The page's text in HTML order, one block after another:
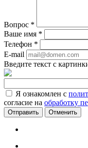
Вопрос *
Ваше имя *
Телефон *
E-mail
Введите текст с
Я ознакомлен с
согласие на обработку
Отменить